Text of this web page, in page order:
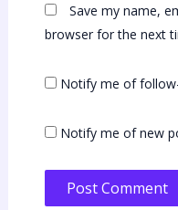
Save my name,
browser for the next
Notify me of
Notify me of new